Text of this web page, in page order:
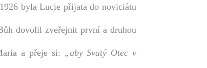
byla Lucie přijata do noviciátu
dovolil zveřejnit první a druhou
a přeje si: „aby Svatý Otec v